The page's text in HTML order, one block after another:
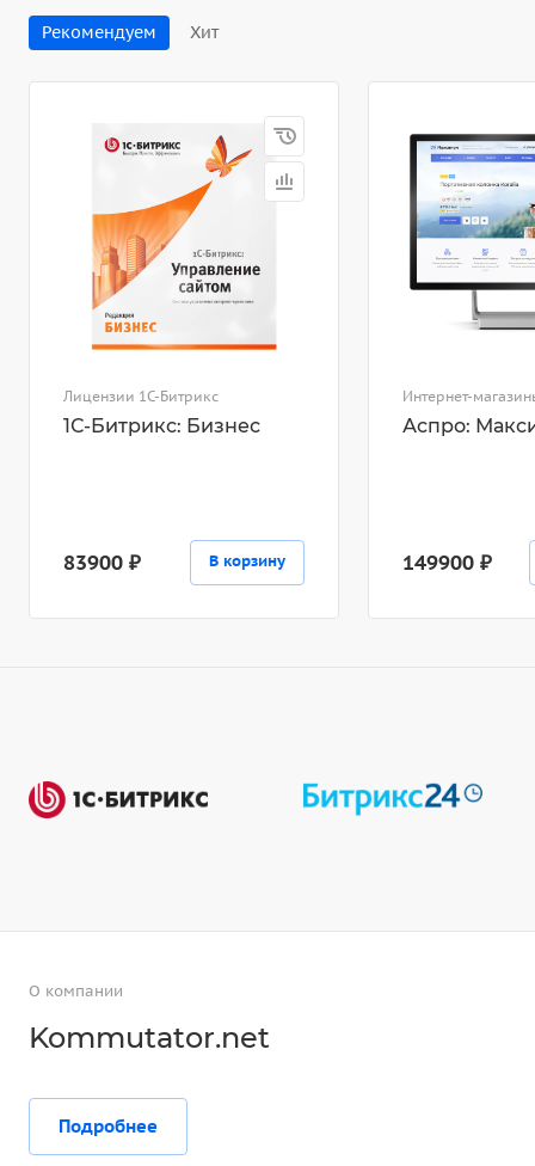
Рекомендуем Хит
Лицензии 1С-Битрикс
1С-Битрикс: Бизнес
83900 ₽ В корзину
Интернет-
Аспро:
149900 ₽
О компании
Kommutator.net
Подробнее